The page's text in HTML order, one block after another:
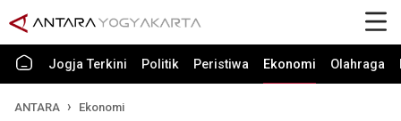
Jogja Terkini Politik Peristiwa Ekonomi Olahraga
ANTARA Ekonomi